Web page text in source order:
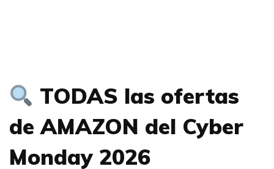
TODAS las ofertas
de AMAZON del Cyber
Monday 2026